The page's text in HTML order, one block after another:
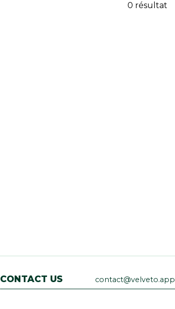
0 résultat
CONTACT US contact@velveto.app